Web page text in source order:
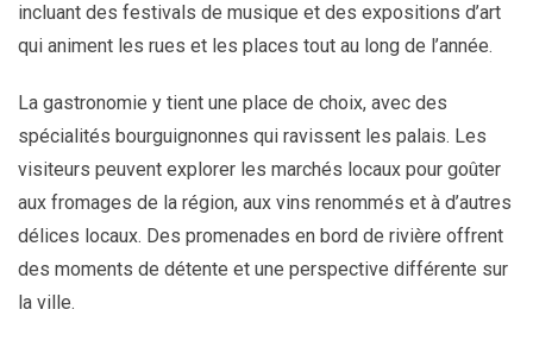
incluant des festivals de musique et des expositions d’art
qui animent les rues et les places tout au long de l’année.
La gastronomie y tient une place de choix, avec des
spécialités bourguignonnes qui ravissent les palais. Les
visiteurs peuvent explorer les marchés locaux pour goûter
aux fromages de la région, aux vins renommés et à d’autres
délices locaux. Des promenades en bord de rivière offrent
des moments de détente et une perspective différente sur
la ville.